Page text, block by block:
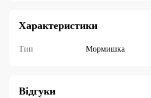
Характеристики
Тип Мормишка
Відгуки